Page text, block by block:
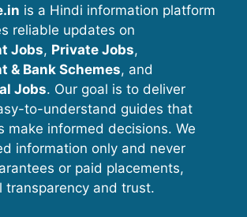
is a Hindi information platform
reliable updates on
Jobs, Private Jobs,
& Bank Schemes, and
Jobs. Our goal is to deliver
to-understand guides that
make informed decisions. We
information only and never
or paid placements,
transparency and trust.